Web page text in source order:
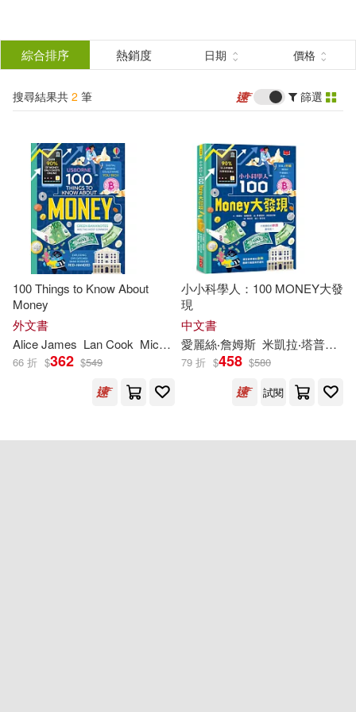
結
分類 (單選)
所有商品(2) 圖書(2)
作者 (可複選)
Alice James(1) Lan Cook(1)
Micaela Tapsell(1)
Victoria Williams(1)
愛麗絲‧詹姆斯(1)
綜合排序 熱銷度 日期 價格
搜尋結果共 2 筆 篩選
100 Things to Know About
Money
外文書
AliceJames LanCook Micaela Tapsell VictoriaWilliams Anton
66 折 $362 $549
小小科學人：100 MONEY大發
現
中文書
愛麗絲‧詹姆斯 米凱拉‧塔普塞爾
79 折 $458 $580
試閱